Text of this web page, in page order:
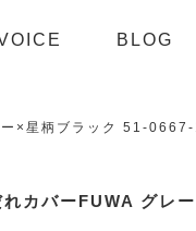
BLOG
ー×星柄ブラック 51-
れカバーFUWA グレ